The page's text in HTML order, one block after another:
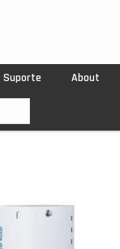
Suporte About